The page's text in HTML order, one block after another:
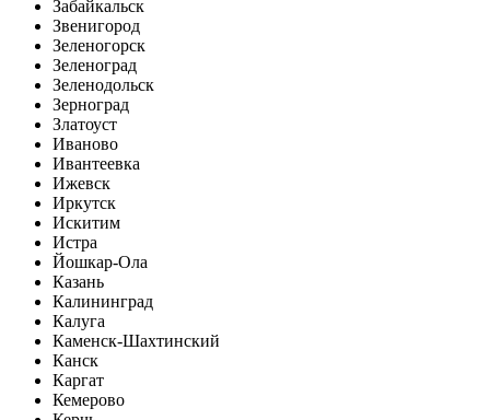
Забайкальск
Звенигород
Зеленогорск
Зеленоград
Зеленодольск
Зерноград
Златоуст
Иваново
Ивантеевка
Ижевск
Иркутск
Искитим
Истра
Йошкар-Ола
Казань
Калининград
Калуга
Каменск-Шахтинский
Канск
Каргат
Кемерово